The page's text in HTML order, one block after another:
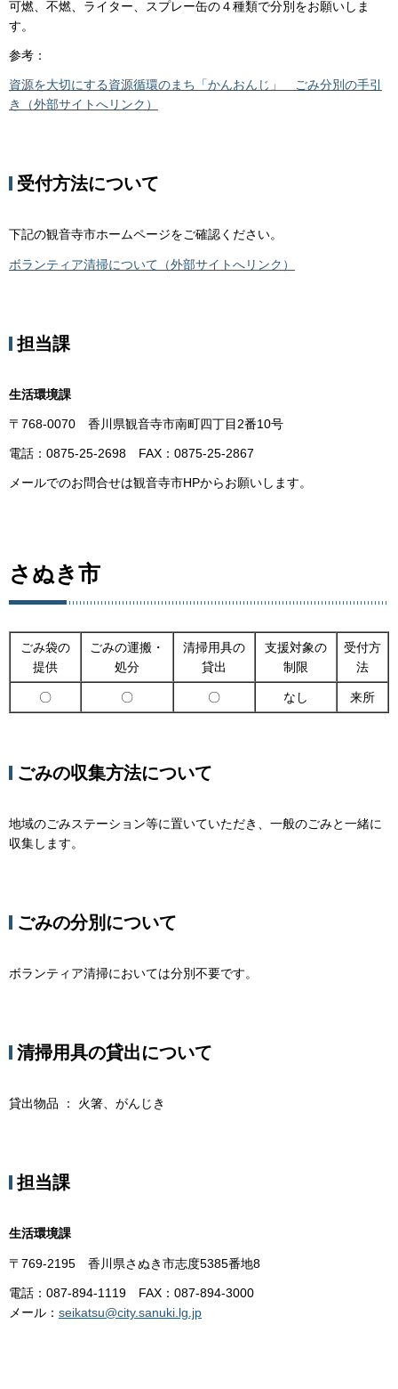
可燃、不燃、ライター、スプレー缶の４種類で分別をお願いしま
す。
参考：
資源を大切にする資源循環のまち「かんおんじ」 ごみ分別の手引
き
（外部サイトへリンク）
受付方法について
下記の観音寺市ホームページをご確認ください。
ボランティア清掃について（外部サイトへリンク）
担当課
生活環境課
〒768-0070 香川県観音寺市南町四丁目2番10号
電話：0875-25-2698 FAX：0875-25-2867
メールでのお問合せは観音寺市HPからお願いします。
さぬき市
ごみ袋の
提供
ごみの運搬・
処分
清掃用具の
貸出
支援対象の
制限
受付方
法
〇 〇 〇 なし 来所
ごみの収集方法について
地域のごみステーション等に置いていただき、一般のごみと一緒に
収集します。
ごみの分別について
ボランティア清掃においては分別不要です。
清掃用具の貸出について
貸出物品 ： 火箸、がんじき
担当課
生活環境課
〒769-2195 香川県さぬき市志度5385番地8
電話：087-894-1119 FAX：087-894-3000
メール： seikatsu@city.sanuki.lg.jp